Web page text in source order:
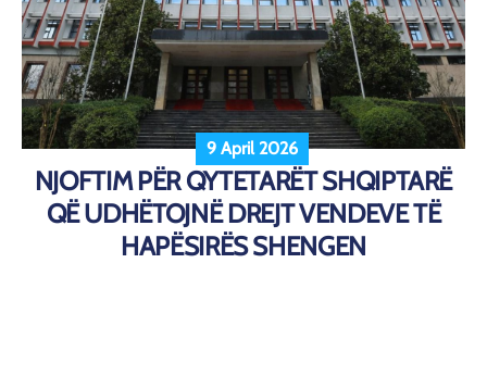
9 April 2026
NJOFTIM PËR QYTETARËT SHQIPTARË
QË UDHËTOJNË DREJT VENDEVE TË
HAPËSIRËS SHENGEN